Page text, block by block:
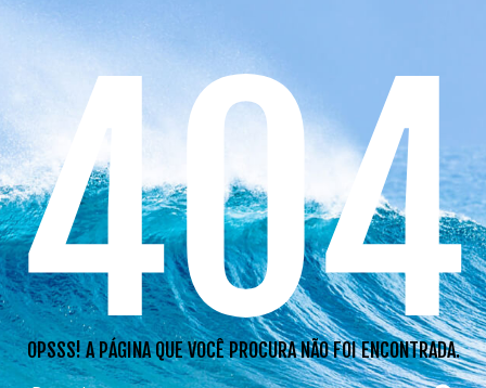
404
OPSSS! A PÁGINA QUE VOCÊ PROCURA NÃO FOI ENCONTRADA.